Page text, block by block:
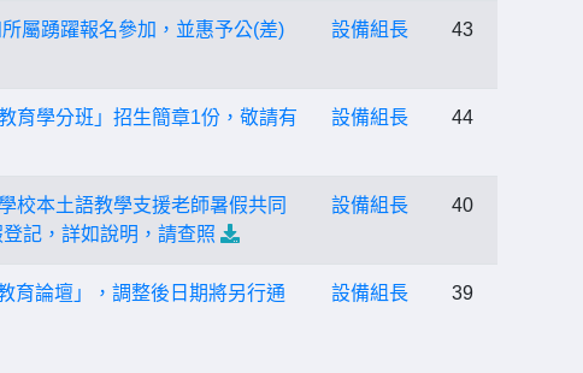
屬踴躍報名參加，並惠予公(差)
設備組長 43
育學分班」招生簡章1份，敬請有
設備組長 44
校本土語教學支援老師暑假共同
記，詳如說明，請查照
設備組長 40
育論壇」，調整後日期將另行通
設備組長 39